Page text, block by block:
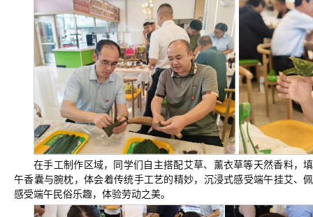
在手工制作区域，同学们自主搭配艾草、薰衣草等天然香料，
午香囊与腕枕，体会着传统手工艺的精妙，沉浸式感受端午挂艾、
感受端午民俗乐趣，体验劳动之美。